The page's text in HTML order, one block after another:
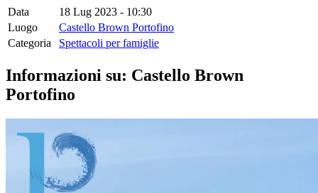
Data
18 Lug 2023 - 10:30
Luogo
Castello Brown Portofino
Categoria
Spettacoli per famiglie
Informazioni su: Castello Brown
Portofino